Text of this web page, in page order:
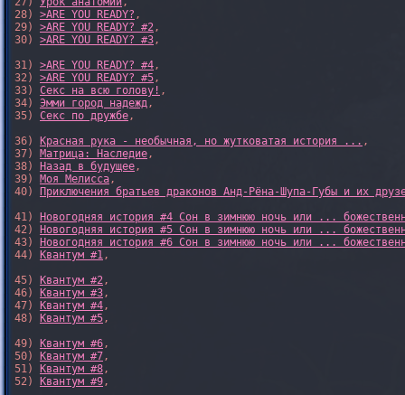
28) >ARE YOU READY? ,
29) >ARE YOU READY? #2,
30) >ARE YOU READY? #3,
31) >ARE YOU READY? #4,
32) >ARE YOU READY? #5,
33) Секс на всю голову! ,
34) Эмми город надежд,
35) Секс по дружбе,
36)
Красная рука - необычная, но жутковатая история ... ,
37) Матрица: Наследие,
38)
Назад в будущее,
39) Моя Мелисса,
40)
Приключения братьев драконов Анд-Рёна-Шупа-Губы и их
41)
Новогодняя история #4 Сон в зимнюю ночь или ...
42)
Новогодняя история #5 Сон в зимнюю ночь или ...
43)
Новогодняя история #6 Сон в зимнюю ночь или ...
44)
Квантум #1,
45)
Квантум #2,
46)
Квантум #3,
47)
Квантум #4,
48)
Квантум #5,
49)
Квантум #6,
50)
Квантум #7,
51)
Квантум #8,
52)
Квантум #9,